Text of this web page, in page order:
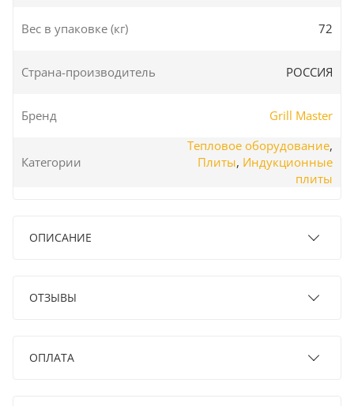
Вес в упаковке (кг) 72
Страна-производитель РОССИЯ
Бренд Grill Master
Категории
Тепловое оборудование,
Плиты, Индукционные
плиты
ОПИСАНИЕ
ОТЗЫВЫ
ОПЛАТА